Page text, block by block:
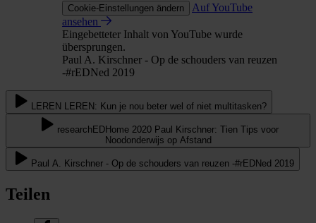
Cookie-Einstellungen ändern
Auf YouTube
ansehen
Eingebetteter Inhalt von YouTube wurde
übersprungen.
Paul A. Kirschner - Op de schouders van reuzen
-#rEDNed 2019
LEREN LEREN: Kun je nou beter wel of niet multitasken?
researchEDHome 2020 Paul Kirschner: Tien Tips voor
Noodonderwijs op Afstand
Paul A. Kirschner - Op de schouders van reuzen -#rEDNed 2019
Teilen